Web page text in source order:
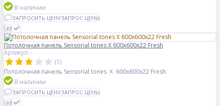
В наличии
ЗАПРОСИТЬ ЦЕНУЗАПРОС ЦЕНЫ
Потолочная панель Sensorial tones X 600x600x22 Fresh
Артикул: -
(1)
Потолочная панель Sensorial tones X 600x600x22 Fresh
В наличии
ЗАПРОСИТЬ ЦЕНУЗАПРОС ЦЕНЫ